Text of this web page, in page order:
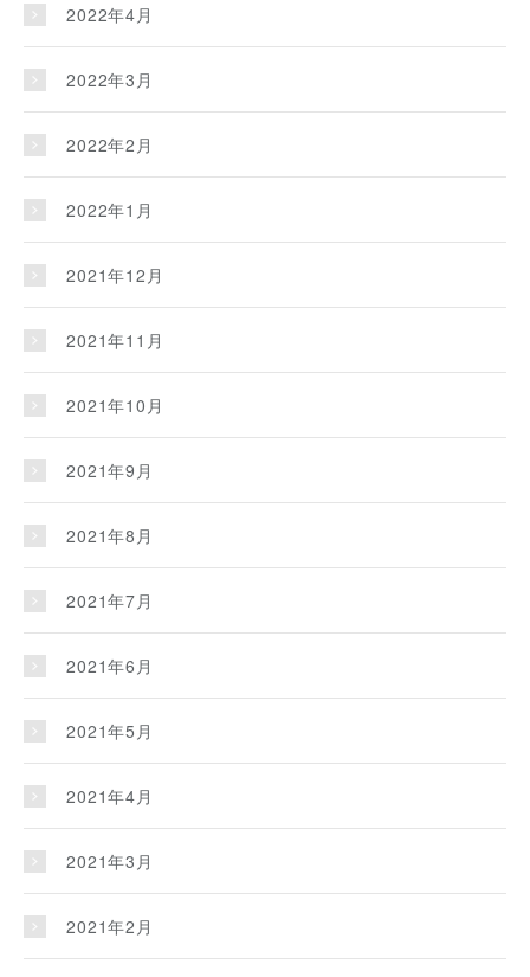
2022年4月
2022年3月
2022年2月
2022年1月
2021年12月
2021年11月
2021年10月
2021年9月
2021年8月
2021年7月
2021年6月
2021年5月
2021年4月
2021年3月
2021年2月